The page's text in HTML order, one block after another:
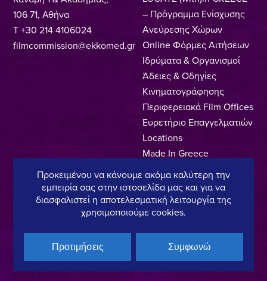
106 71, Αθήνα
T +30 214 4106024
filmcommission@ekkomed.gr
– Πρόγραμμα Ενίσχυσης
Ανεύρεσης Χώρων
Online Φόρμες Αιτήσεων
Ιδρύματα & Οργανισμοί
Άδειες & Οδηγίες
Κινηματογράφησης
Περιφερειακά Film Offices
Ευρετήριο Επαγγελματιών
Locations
Made In Greece
Greek Facts
Επικοινωνία
Πολιτική Απορρήτου Όροι Χρήσης Πολιτική Cookies
Copyright © 2025, Hellenic Film & Audiovisual Center
Προκειμένου να κάνουμε ακόμα καλύτερη την
εμπειρία σας στην ιστοσελίδα μας και για να
διασφαλιστεί η αποτελεσματική λειτουργία της
χρησιμοποιούμε cookies.
Προτιμήσεις Συμφωνώ